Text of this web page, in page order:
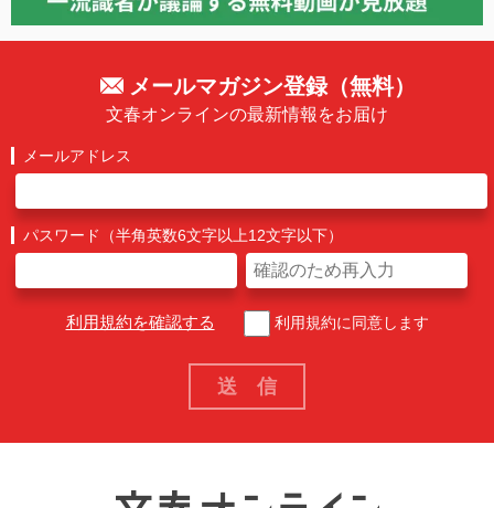
メールマガジン登録（無料）
文春オンラインの最新情報をお届け
メールアドレス
パスワード（半角英数6文字以上12文字以下）
利用規約を確認する 利用規約に同意します